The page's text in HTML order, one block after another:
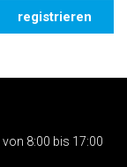
registrieren
8:00 bis 17:00